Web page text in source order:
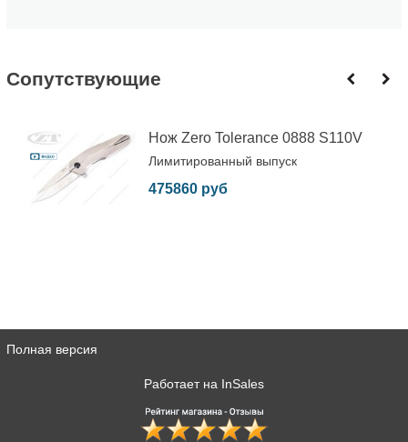
Cопутствующие
Нож Zero Tolerance 0888 S110V
Лимитированный выпуск
475860 руб
Полная версия
Работает на InSales